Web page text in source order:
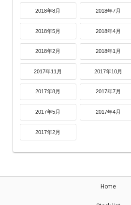
2018年8月 2018年7月
2018年5月 2018年4月
2018年2月 2018年1月
2017年11月 2017年10月
2017年8月 2017年7月
2017年5月 2017年4月
2017年2月
Home